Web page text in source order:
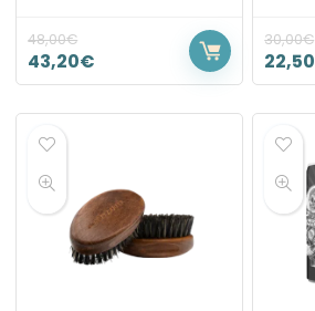
48,00€
43,20€
30,00€
22,50